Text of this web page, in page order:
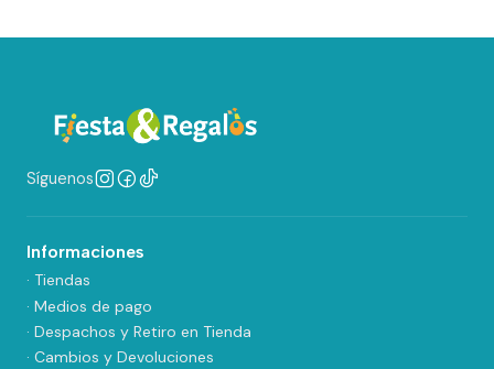
Síguenos
Informaciones
· Tiendas
· Medios de pago
· Despachos y Retiro en Tienda
· Cambios y Devoluciones